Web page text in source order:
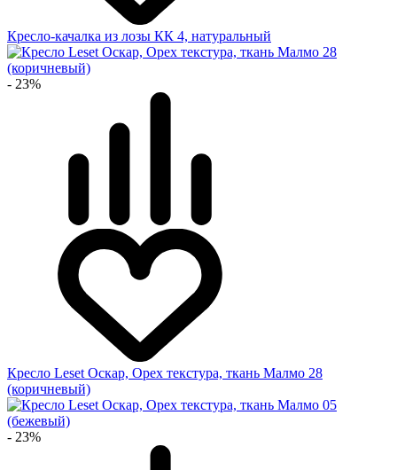
Кресло-качалка из лозы КК 4, натуральный
- 23%
Кресло Leset Оскар, Орех текстура, ткань Малмо 28
(коричневый)
- 23%